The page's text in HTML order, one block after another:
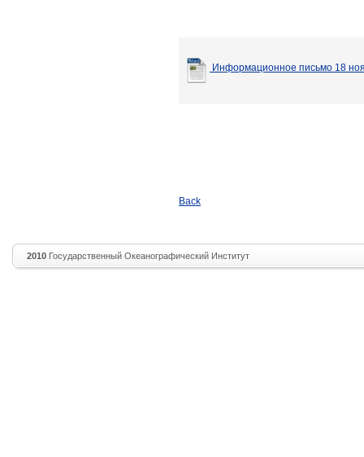
Информационное письмо 18
Back
2010 Государственный Океанографический Институт